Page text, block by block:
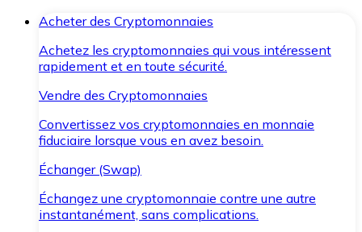
Acheter des Cryptomonnaies
Achetez les cryptomonnaies qui vous intéressent
rapidement et en toute sécurité.
Vendre des Cryptomonnaies
Convertissez vos cryptomonnaies en monnaie
fiduciaire lorsque vous en avez besoin.
Échanger (Swap)
Échangez une cryptomonnaie contre une autre
instantanément, sans complications.